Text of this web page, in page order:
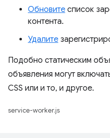
Обновите список
контента.
Удалите
Подобно статическим
объявления могут
CSS или и то, и другое.
service-worker.js